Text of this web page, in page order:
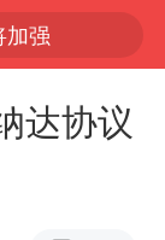
加强
某钢落网
强
达协议